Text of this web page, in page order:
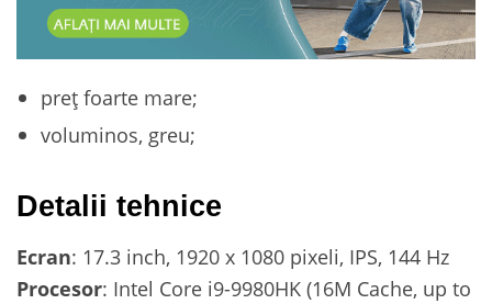
preț foarte mare;
voluminos, greu;
Detalii tehnice
Ecran: 17.3 inch, 1920 x 1080 pixeli, IPS, 144 Hz
Procesor: Intel Core i9-9980HK (16M Cache, up to